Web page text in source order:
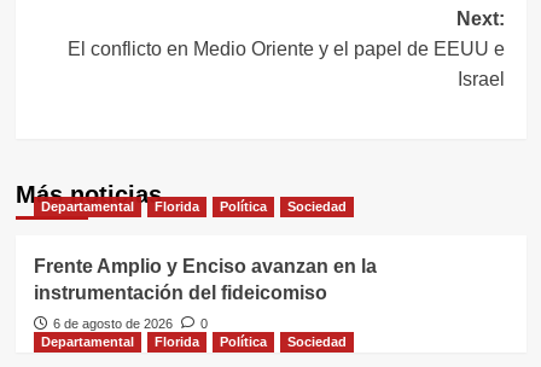
Next:
El conflicto en Medio Oriente y el papel de EEUU e
Israel
Más noticias
Departamental Florida Política Sociedad
Frente Amplio y Enciso avanzan en la
instrumentación del fideicomiso
6 de agosto de 2026
0
Departamental
Florida Política Sociedad